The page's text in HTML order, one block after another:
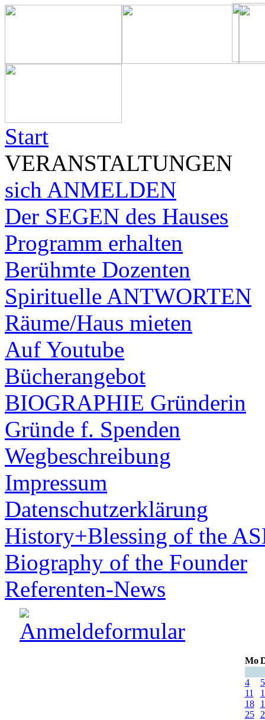
Start
VERANSTALTUNGEN
sich ANMELDEN
Der SEGEN des Hauses
Programm erhalten
Berühmte Dozenten
Spirituelle ANTWORTEN
Räume/Haus mieten
Auf Youtube
Bücherangebot
BIOGRAPHIE Gründerin
Gründe f. Spenden
Wegbeschreibung
Impressum
Datenschutzerklärung
History+Blessing of the
Biography of the Founder
Referenten-News
Mo
4
5
11
18
25